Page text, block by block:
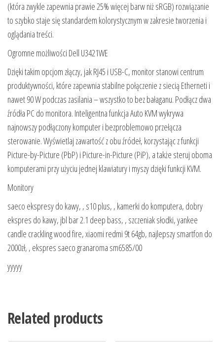
(która zwykle zapewnia prawie 25% więcej barw niż sRGB) rozwiązanie
to szybko staje się standardem kolorystycznym w zakresie tworzenia i
oglądania treści.
Ogromne możliwości Dell U3421WE
Dzięki takim opcjom złączy, jak RJ45 i USB-C, monitor stanowi centrum
produktywności, które zapewnia stabilne połączenie z siecią Etherneti i
nawet 90 W podczas zasilania – wszystko to bez bałaganu. Podłącz dwa
źródła PC do monitora. Inteligentna funkcja Auto KVM wykrywa
najnowszy podłączony komputer i bezproblemowo przełącza
sterowanie. Wyświetlaj zawartość z obu źródeł, korzystając z funkcji
Picture-by-Picture (PbP) i Picture-in-Picture (PiP), a także steruj oboma
komputerami przy użyciu jednej klawiatury i myszy dzięki funkcji KVM.
Monitory
saeco ekspresy do kawy, , s10 plus, , kamerki do komputera, dobry
ekspres do kawy, jbl bar 2.1 deep bass, , szczeniak słodki, yankee
candle crackling wood fire, xiaomi redmi 9t 64gb, najlepszy smartfon do
2000zł, , ekspres saeco granaroma sm6585/00
yyyyy
Related products